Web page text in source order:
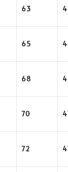
63
65
68
70
72